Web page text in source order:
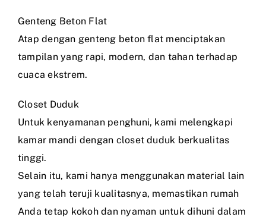
Genteng Beton Flat
Atap dengan genteng beton flat menciptakan
tampilan yang rapi, modern, dan tahan terhadap
cuaca ekstrem.
Closet Duduk
Untuk kenyamanan penghuni, kami melengkapi
kamar mandi dengan closet duduk berkualitas
tinggi.
Selain itu, kami hanya menggunakan material lain
yang telah teruji kualitasnya, memastikan rumah
Anda tetap kokoh dan nyaman untuk dihuni dalam